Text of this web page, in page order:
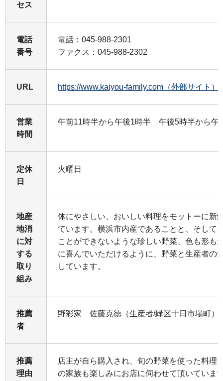
セス
電話
番号
電話：045-988-2301
ファクス：045-988-2302
URL https://www.kaiyou-family.com（外部サイト）
営業
時間
午前11時半から午後1時半 午後5時半から午
定休
日
火曜日
地産
地消
に対
する
取り
組み
体にやさしい、おいしい料理をモットーに新
ています。横浜市内産であることと、そして
ことができないような珍しい野菜、色も形も
に喜んでいただけるように、野菜と生産者の
しています。
推薦
者
野彩家 佐藤克徳（生産者/緑区十日市場町）
推薦
理由
店主が自ら購入され、旬の野菜を使った料理
の家族も楽しみにお店に伺わせて頂いていま